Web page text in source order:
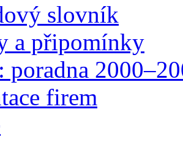
slovník
a připomínky
poradna
firem